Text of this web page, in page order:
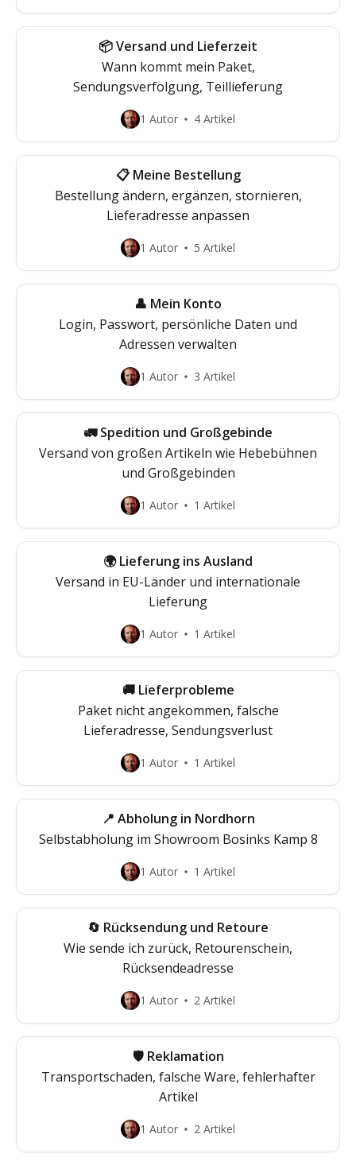
📦 Versand und Lieferzeit
Wann kommt mein Paket,
Sendungsverfolgung, Teillieferung
1 Autor 4 Artikel
📋 Meine Bestellung
Bestellung ändern, ergänzen, stornieren,
Lieferadresse anpassen
1 Autor 5 Artikel
👤 Mein Konto
Login, Passwort, persönliche Daten und
Adressen verwalten
1 Autor 3 Artikel
🚛 Spedition und Großgebinde
Versand von großen Artikeln wie Hebebühnen
und Großgebinden
1 Autor 1 Artikel
🌍 Lieferung ins Ausland
Versand in EU-Länder und internationale
Lieferung
1 Autor 1 Artikel
🚚 Lieferprobleme
Paket nicht angekommen, falsche
Lieferadresse, Sendungsverlust
1 Autor 1 Artikel
📍 Abholung in Nordhorn
Selbstabholung im Showroom Bosinks Kamp 8
1 Autor 1 Artikel
🔄 Rücksendung und Retoure
Wie sende ich zurück, Retourenschein,
Rücksendeadresse
1 Autor 2 Artikel
🛡️ Reklamation
Transportschaden, falsche Ware, fehlerhafter
Artikel
1 Autor 2 Artikel